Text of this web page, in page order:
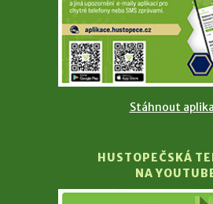
Stáhnout
HUSTOPEČSKÁ
NA